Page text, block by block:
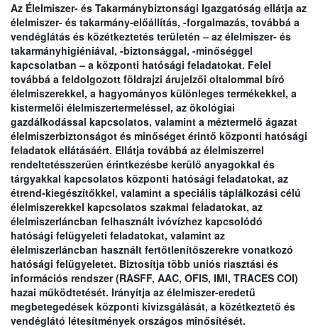
Az Élelmiszer- és Takarmánybiztonsági Igazgatóság ellátja az
élelmiszer- és takarmány-előállítás, -forgalmazás, továbbá a
vendéglátás és közétkeztetés területén – az élelmiszer- és
takarmányhigiéniával, -biztonsággal, -minőséggel
kapcsolatban – a központi hatósági feladatokat. Felel
továbbá a feldolgozott földrajzi árujelzői oltalommal bíró
élelmiszerekkel, a hagyományos különleges termékekkel, a
kistermelői élelmiszertermeléssel, az ökológiai
gazdálkodással kapcsolatos, valamint a méztermelő ágazat
élelmiszerbiztonságot és minőséget érintő központi hatósági
feladatok ellátásáért. Ellátja továbbá az élelmiszerrel
rendeltetésszerűen érintkezésbe kerülő anyagokkal és
tárgyakkal kapcsolatos központi hatósági feladatokat, az
étrend-kiegészítőkkel, valamint a speciális táplálkozási célú
élelmiszerekkel kapcsolatos szakmai feladatokat, az
élelmiszerláncban felhasznált ivóvízhez kapcsolódó
hatósági felügyeleti feladatokat, valamint az
élelmiszerláncban használt fertőtlenítőszerekre vonatkozó
hatósági felügyeletet. Biztosítja több uniós riasztási és
információs rendszer (RASFF, AAC, OFIS, IMI, TRACES COI)
hazai működtetését. Irányítja az élelmiszer-eredetű
megbetegedések központi kivizsgálását, a közétkeztető és
vendéglátó létesítmények országos minősítését.